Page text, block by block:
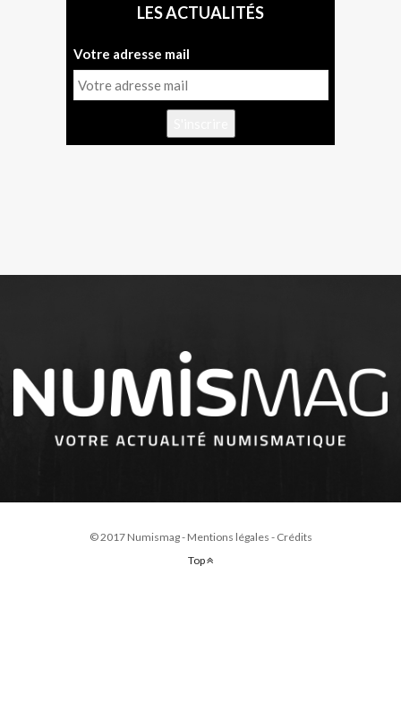
LES ACTUALITÉS
Votre adresse mail
© 2017 Numismag - Mentions légales - Crédits
Top